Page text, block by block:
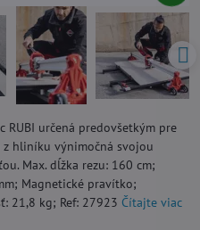
RUBI určená predovšetkým pre
hliníku výnimočná svojou
Max. dĺžka rezu: 160 cm;
Magnetické pravítko;
21,8 kg; Ref: 27923 Čítajte viac